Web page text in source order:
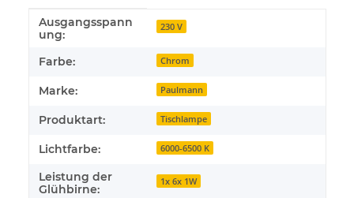
Produkteigenschaft
Wert
Ausgangsspann
ung:
230 V
Farbe: Chrom
Marke: Paulmann
Produktart: Tischlampe
Lichtfarbe: 6000-6500 K
Leistung der
Glühbirne:
1x 6x 1W